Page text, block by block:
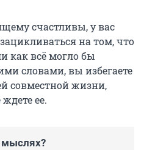
счастливы, у вас
на том, что
как всё могло бы
словами, вы избегаете
совместной жизни,
ее.
мыслях?